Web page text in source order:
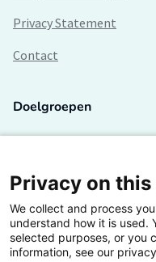
Privacy Statement
Contact
Doelgroepen
Lectoren en
Bedrijven
Hogescholen
Privacy on this
We collect and process
understand how it is used.
selected purposes, or you
information, see our